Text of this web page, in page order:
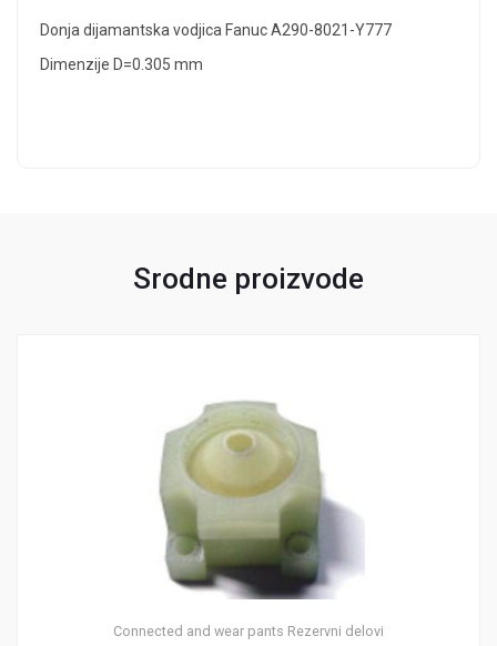
Donja dijamantska vodjica Fanuc A290-8021-Y777
Dimenzije D=0.305 mm
Srodne proizvode
Connected and wear pants Rezervni delovi